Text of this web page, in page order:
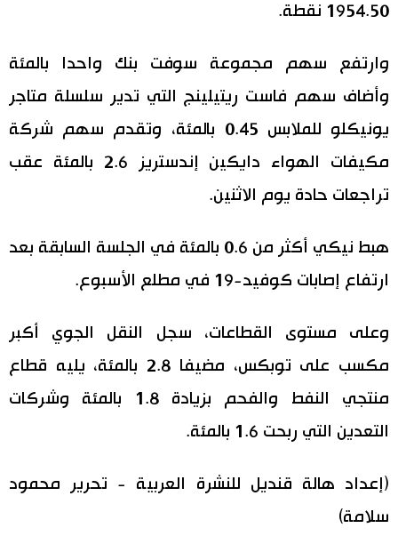
1954.50 نقطة.
وارتفع سهم مجموعة سوفت بنك واحدا بالمئة
وأضاف سهم فاست ريتيلينج التي تدير سلسلة متاجر
يونيكلو للملابس 0.45 بالمئة، وتقدم سهم شركة
مكيفات الهواء دايكين إندستريز 2.6 بالمئة عقب
تراجعات حادة يوم الاثنين.
هبط نيكي أكثر من 0.6 بالمئة في الجلسة السابقة بعد
ارتفاع إصابات كوفيد-19 في مطلع الأسبوع.
وعلى مستوى القطاعات، سجل النقل الجوي أكبر
مكسب على توبكس، مضيفا 2.8 بالمئة، يليه قطاع
منتجي النفط والفحم بزيادة 1.8 بالمئة وشركات
التعدين التي ربحت 1.6 بالمئة.
(إعداد هالة قنديل للنشرة العربية - تحرير محمود
سلامة)